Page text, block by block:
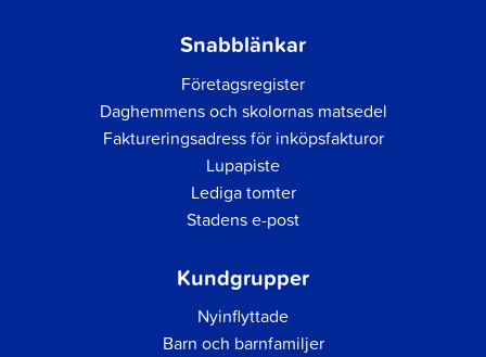
Snabblänkar
Företagsregister
Daghemmens och skolornas matsedel
Faktureringsadress för inköpsfakturor
Lupapiste
Lediga tomter
Stadens e-post
Kundgrupper
Nyinflyttade
Barn och barnfamiljer